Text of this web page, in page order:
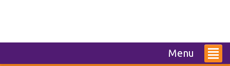
Menu